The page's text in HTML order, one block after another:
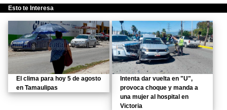
Esto te Interesa
El clima para hoy 5 de agosto
en Tamaulipas
Intenta dar vuelta en "U",
provoca choque y manda a
una mujer al hospital en
Victoria